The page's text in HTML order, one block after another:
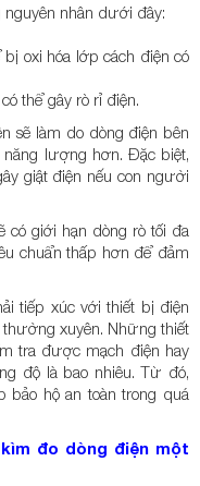
nhân dưới đây:
oxi hóa lớp cách điện có
thể gây rò rỉ điện.
sẽ làm do dòng điện bên
năng lượng hơn. Đặc biệt,
giật điện nếu con người
có giới hạn dòng rò tối đa
chuẩn thấp hơn để đảm
tiếp xúc với thiết bị điện
xuyên. Những thiết
tra được mạch điện hay
độ là bao nhiêu. Từ đó,
hộ an toàn trong quá
đo dòng điện một